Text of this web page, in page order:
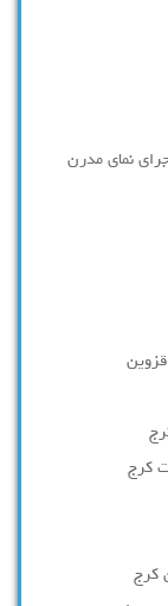
نمای مدرن
کرج
کرج